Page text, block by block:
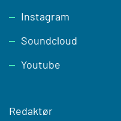
Instagram
Soundcloud
Youtube
Redaktør